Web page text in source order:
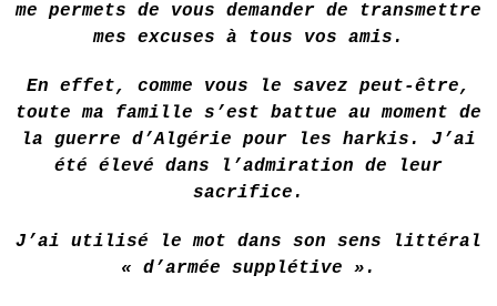
me permets de vous demander de transmettre
mes excuses à tous vos amis.
En effet, comme vous le savez peut-être,
toute ma famille s’est battue au moment de
la guerre d’Algérie pour les harkis. J’ai
été élevé dans l’admiration de leur
sacrifice.
J’ai utilisé le mot dans son sens littéral
« d’armée supplétive ».